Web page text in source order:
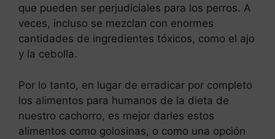
que pueden ser perjudiciales para los perros. A
veces, incluso se mezclan con enormes
cantidades de ingredientes tóxicos, como el ajo
y la cebolla.
Por lo tanto, en lugar de erradicar por completo
los alimentos para humanos de la dieta de
nuestro cachorro, es mejor darles estos
alimentos como golosinas, o como una opción